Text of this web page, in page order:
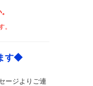
。
す◆
ージよりご連